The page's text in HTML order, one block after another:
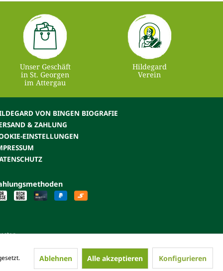
Unser Geschäft
in St. Georgen
im Attergau
Hildegard
Verein
VON BINGEN BIOGRAFIE
& ZAHLUNG
EINSTELLUNGEN
Ablehnen Alle akzeptieren Konfigurieren